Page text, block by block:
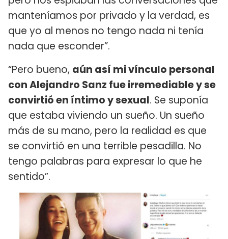
manteníamos por privado y la verdad, es
que yo al menos no tengo nada ni tenía
nada que esconder”.
“Pero bueno, aún así mi vínculo personal
con Alejandro Sanz fue irremediable y se
convirtió en íntimo y sexual. Se suponía
que estaba viviendo un sueño. Un sueño
más de su mano, pero la realidad es que
se convirtió en una terrible pesadilla. No
tengo palabras para expresar lo que he
sentido”.